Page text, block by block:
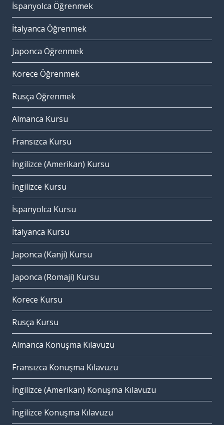
İspanyolca Öğrenmek
İtalyanca Öğrenmek
Japonca Öğrenmek
Korece Öğrenmek
Rusça Öğrenmek
Almanca Kursu
Fransızca Kursu
İngilizce (Amerikan) Kursu
İngilizce Kursu
İspanyolca Kursu
İtalyanca Kursu
Japonca (Kanji) Kursu
Japonca (Romaji) Kursu
Korece Kursu
Rusça Kursu
Almanca Konuşma Kılavuzu
Fransızca Konuşma Kılavuzu
İngilizce (Amerikan) Konuşma Kılavuzu
İngilizce Konuşma Kılavuzu